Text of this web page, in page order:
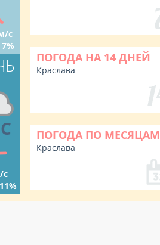
с
7%
с
11%
ПОГОДА НА 14 ДНЕЙ
Краслава
ПОГОДА ПО МЕСЯЦАМ
Краслава